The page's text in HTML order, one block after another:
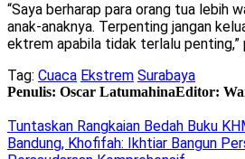
“Saya berharap para orang tua lebih
anak-anaknya. Terpenting jangan
ektrem apabila tidak terlalu penting,”
Tag: Cuaca Ekstrem Surabaya
Penulis: Oscar LatumahinaEditor:
Tuntaskan Rangkaian Bedah Buku
Bandung, Khofifah: Ikhtiar Bangun